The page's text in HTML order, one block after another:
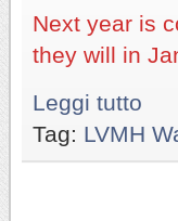
Next year is
they will in
Leggi tutto
Tag: LVMH